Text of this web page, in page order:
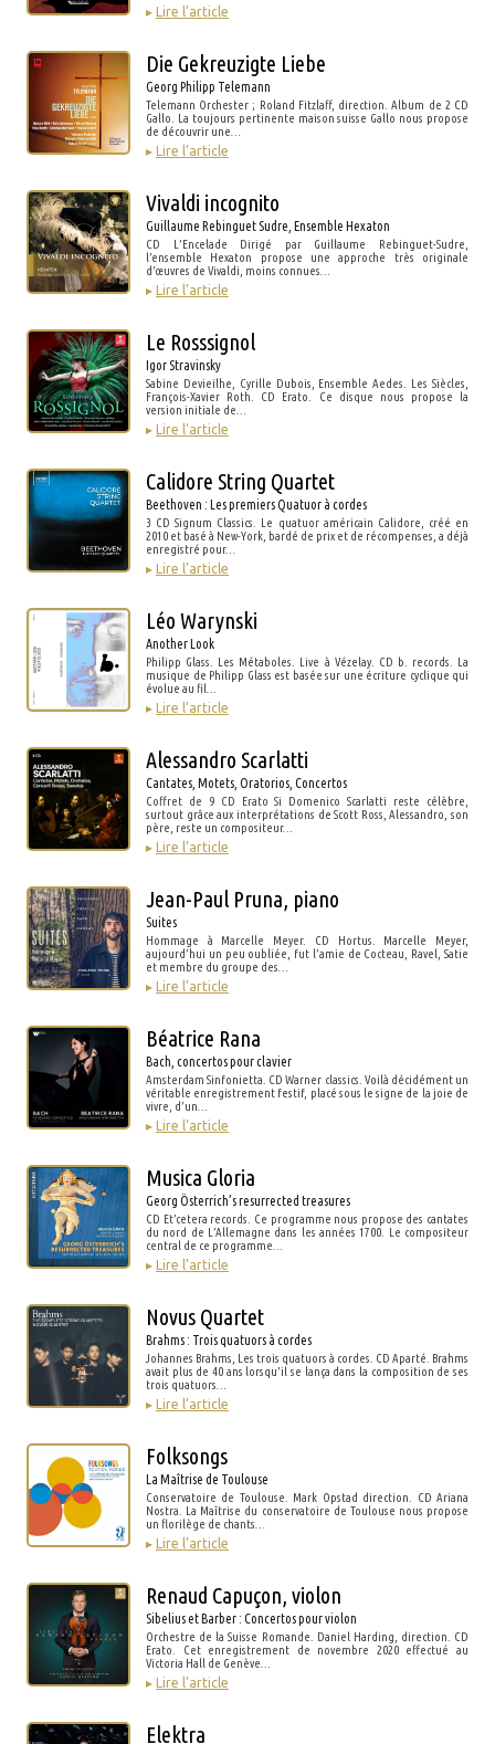
▸ Lire l’article
Die Gekreuzigte Liebe
Georg Philipp Telemann
Telemann Orchester ; Roland Fitzlaff, direction. Album de 2 CD
Gallo. La toujours pertinente maison suisse Gallo nous propose
de découvrir une…
▸ Lire l’article
Vivaldi incognito
Guillaume Rebinguet Sudre, Ensemble Hexaton
CD L’Encelade Dirigé par Guillaume Rebinguet-Sudre,
l’ensemble Hexaton propose une approche très originale
d’œuvres de Vivaldi, moins connues…
▸ Lire l’article
Le Rosssignol
Igor Stravinsky
Sabine Devieilhe, Cyrille Dubois, Ensemble Aedes. Les Siècles,
François-Xavier Roth. CD Erato. Ce disque nous propose la
version initiale de…
▸ Lire l’article
Calidore String Quartet
Beethoven : Les premiers Quatuor à cordes
3 CD Signum Classics. Le quatuor américain Calidore, créé en
2010 et basé à New-York, bardé de prix et de récompenses, a déjà
enregistré pour…
▸ Lire l’article
Léo Warynski
Another Look
Philipp Glass. Les Métaboles. Live à Vézelay. CD b. records. La
musique de Philipp Glass est basée sur une écriture cyclique qui
évolue au fil…
▸ Lire l’article
Alessandro Scarlatti
Cantates, Motets, Oratorios, Concertos
Coffret de 9 CD Erato Si Domenico Scarlatti reste célèbre,
surtout grâce aux interprétations de Scott Ross, Alessandro, son
père, reste un compositeur…
▸ Lire l’article
Jean-Paul Pruna, piano
Suites
Hommage à Marcelle Meyer. CD Hortus. Marcelle Meyer,
aujourd’hui un peu oubliée, fut l’amie de Cocteau, Ravel, Satie
et membre du groupe des…
▸ Lire l’article
Béatrice Rana
Bach, concertos pour clavier
Amsterdam Sinfonietta. CD Warner classics. Voilà décidément un
véritable enregistrement festif, placé sous le signe de la joie de
vivre, d’un…
▸ Lire l’article
Musica Gloria
Georg Österrich’s resurrected treasures
CD Et’cetera records. Ce programme nous propose des cantates
du nord de L’Allemagne dans les années 1700. Le compositeur
central de ce programme…
▸ Lire l’article
Novus Quartet
Brahms : Trois quatuors à cordes
Johannes Brahms, Les trois quatuors à cordes. CD Aparté. Brahms
avait plus de 40 ans lorsqu’il se lança dans la composition de ses
trois quatuors…
▸ Lire l’article
Folksongs
La Maîtrise de Toulouse
Conservatoire de Toulouse. Mark Opstad direction. CD Ariana
Nostra. La Maîtrise du conservatoire de Toulouse nous propose
un florilège de chants…
▸ Lire l’article
Renaud Capuçon, violon
Sibelius et Barber : Concertos pour violon
Orchestre de la Suisse Romande. Daniel Harding, direction. CD
Erato. Cet enregistrement de novembre 2020 effectué au
Victoria Hall de Genève…
▸ Lire l’article
Elektra